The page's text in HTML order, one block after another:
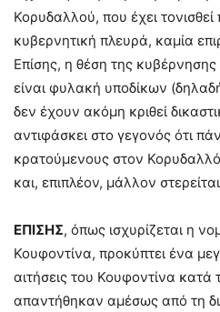
Κορυδαλλού, που έχει
κυβερνητική πλευρά, καμία
Επίσης, η θέση της
είναι φυλακή υποδίκων
δεν έχουν ακόμη κριθεί
αντιφάσκει στο γεγονός ότι
κρατούμενους στον Κορυδαλλό
και, επιπλέον, μάλλον
ΕΠΙΣΗΣ, όπως ισχυρίζεται η
Κουφοντίνα, προκύπτει ένα
αιτήσεις του Κουφοντίνα κατά
απαντήθηκαν αμέσως από τη